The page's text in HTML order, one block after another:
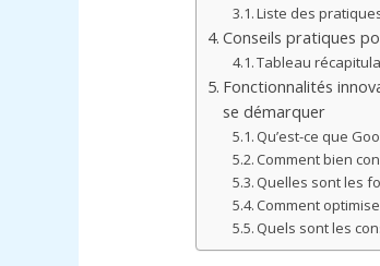
Liste des
Conseils pratiques
Tableau
Fonctionnalités
se démarquer
Qu’est-ce que
Comment bien
Quelles sont les
Comment
Quels sont les